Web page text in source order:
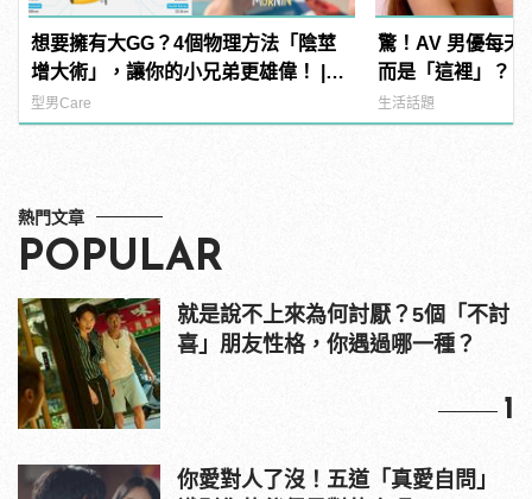
想要擁有大GG？4個物理方法「陰莖
增大術」，讓你的小兄弟更雄偉！ |
manfashion這樣變型男
型男Care
驚！AV 男優每天
而是「這裡」？ |
型男
生活話題
熱門文章
POPULAR
就是說不上來為何討厭？5個「不討
喜」朋友性格，你遇過哪一種？
1
你愛對人了沒！五道「真愛自問」